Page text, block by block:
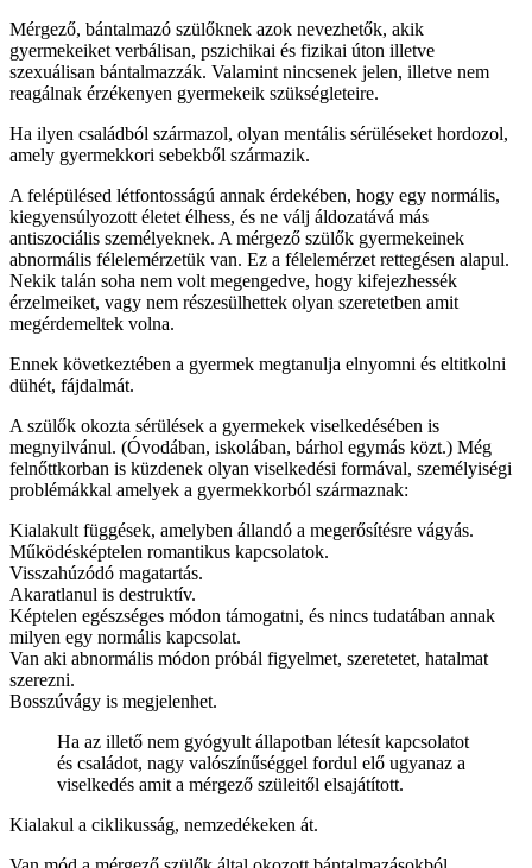
Mérgező, bántalmazó szülőknek azok nevezhetők, akik
gyermekeiket verbálisan, pszichikai és fizikai úton illetve
szexuálisan bántalmazzák. Valamint nincsenek jelen, illetve nem
reagálnak érzékenyen gyermekeik szükségleteire.
Ha ilyen családból származol, olyan mentális sérüléseket hordozol,
amely gyermekkori sebekből származik.
A felépülésed létfontosságú annak érdekében, hogy egy normális,
kiegyensúlyozott életet élhess, és ne válj áldozatává más
antiszociális személyeknek. A mérgező szülők gyermekeinek
abnormális félelemérzetük van. Ez a félelemérzet rettegésen alapul.
Nekik talán soha nem volt megengedve, hogy kifejezhessék
érzelmeiket, vagy nem részesülhettek olyan szeretetben amit
megérdemeltek volna.
Ennek következtében a gyermek megtanulja elnyomni és eltitkolni
dühét, fájdalmát.
A szülők okozta sérülések a gyermekek viselkedésében is
megnyilvánul. (Óvodában, iskolában, bárhol egymás közt.) Még
felnőttkorban is küzdenek olyan viselkedési formával, személyiségi
problémákkal amelyek a gyermekkorból származnak:
Kialakult függések, amelyben állandó a megerősítésre vágyás.
Működésképtelen romantikus kapcsolatok.
Visszahúzódó magatartás.
Akaratlanul is destruktív.
Képtelen egészséges módon támogatni, és nincs tudatában annak
milyen egy normális kapcsolat.
Van aki abnormális módon próbál figyelmet, szeretetet, hatalmat
szerezni.
Bosszúvágy is megjelenhet.
Ha az illető nem gyógyult állapotban létesít kapcsolatot
és családot, nagy valószínűséggel fordul elő ugyanaz a
viselkedés amit a mérgező szüleitől elsajátított.
Kialakul a ciklikusság, nemzedékeken át.